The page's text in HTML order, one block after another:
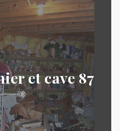
et cave 87